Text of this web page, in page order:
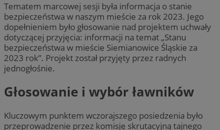
Tematem marcowej sesji była informacja o stanie
bezpieczeństwa w naszym mieście za rok 2023. Jego
dopełnieniem było głosowanie nad projektem uchwały
dotyczącej przyjęcia: informacji na temat „Stanu
bezpieczeństwa w mieście Siemianowice Śląskie za
2023 rok”. Projekt został przyjęty przez radnych
jednogłośnie.
Głosowanie i wybór ławników
Kluczowym punktem wczorajszego posiedzenia było
przeprowadzenie przez komisję skrutacyjną tajnego